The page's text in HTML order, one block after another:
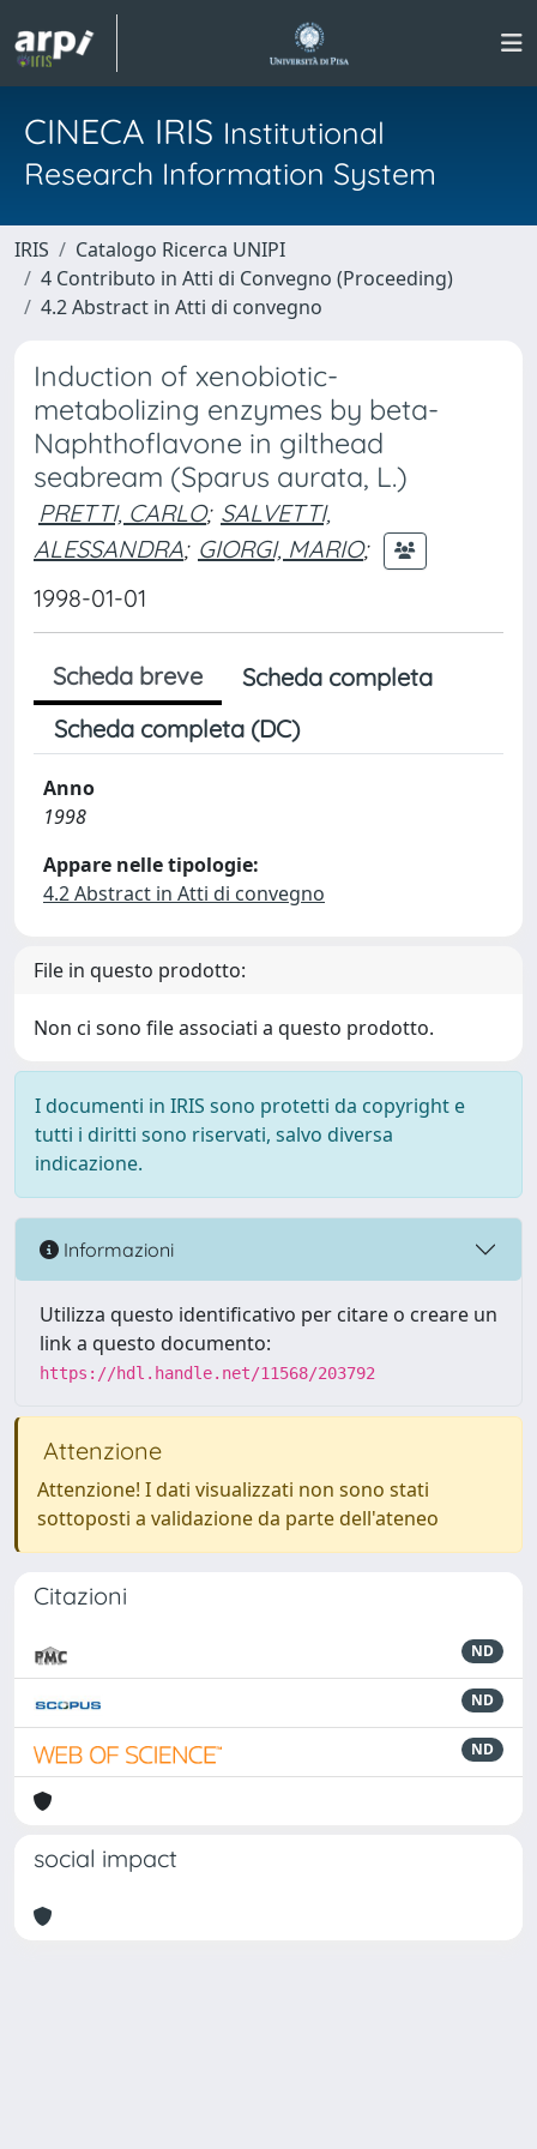
CINECA IRIS Institutional
Research Information System
IRIS
Catalogo Ricerca UNIPI
4 Contributo in Atti di Convegno (Proceeding)
4.2 Abstract in Atti di convegno
Induction of xenobiotic-
metabolizing enzymes by beta-
Naphthoflavone in gilthead
seabream (Sparus aurata, L.)
PRETTI, CARLO; SALVETTI,
ALESSANDRA; GIORGI, MARIO;
1998-01-01
Scheda breve
Scheda completa
Scheda completa (DC)
Anno
1998
Appare nelle tipologie:
4.2 Abstract in Atti di convegno
File in questo prodotto:
Non ci sono file associati a questo prodotto.
I documenti in IRIS sono protetti da copyright e
tutti i diritti sono riservati, salvo diversa
indicazione.
Informazioni
Utilizza questo identificativo per citare o creare un
link a questo documento:
https://hdl.handle.net/11568/203792
Attenzione
Attenzione! I dati visualizzati non sono stati
sottoposti a validazione da parte dell'ateneo
Citazioni
ND
ND
ND
social impact